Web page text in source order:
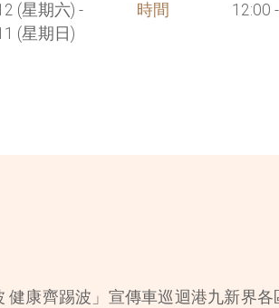
(星期六) -
(星期日)
時間 12:00
健康齊踢波」宣傳車巡迴港九新界